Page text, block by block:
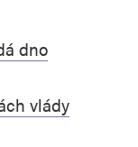
dno
vlády